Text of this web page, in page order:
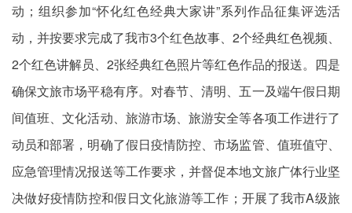
动；组织参加“怀化红色经典大家讲”系列作品征集评选活
动，并按要求完成了我市3个红色故事、2个经典红色视频、
2个红色讲解员、2张经典红色照片等红色作品的报送。四是
确保文旅市场平稳有序。对春节、清明、五一及端午假日期
间值班、文化活动、旅游市场、旅游安全等各项工作进行了
动员和部署，明确了假日疫情防控、市场监管、值班值守、
应急管理情况报送等工作要求，并督促本地文旅广体行业坚
决做好疫情防控和假日文化旅游等工作；开展了我市A级旅